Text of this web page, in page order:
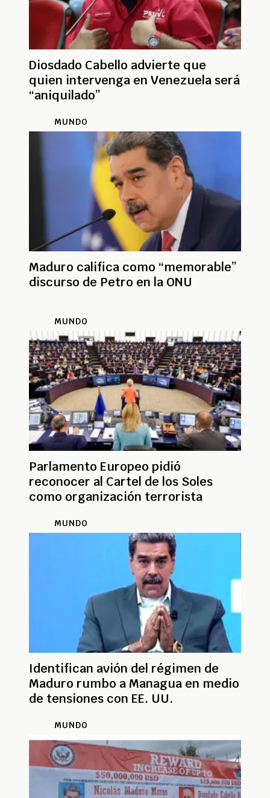
Diosdado Cabello advierte que
quien intervenga en Venezuela será
“aniquilado”
MUNDO
Maduro califica como “memorable”
discurso de Petro en la ONU
MUNDO
Parlamento Europeo pidió
reconocer al Cartel de los Soles
como organización terrorista
MUNDO
Identifican avión del régimen de
Maduro rumbo a Managua en medio
de tensiones con EE. UU.
MUNDO